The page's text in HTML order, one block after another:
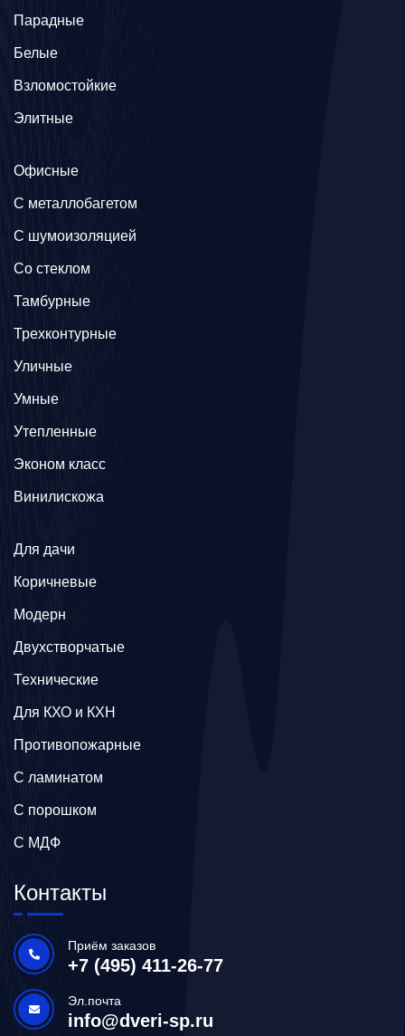
Парадные
Белые
Взломостойкие
Элитные
Офисные
C металлобагетом
С шумоизоляцией
Со стеклом
Тамбурные
Трехконтурные
Уличные
Умные
Утепленные
Эконом класс
Винилискожа
Для дачи
Коричневые
Модерн
Двухстворчатые
Технические
Для КХО и КХН
Противопожарные
С ламинатом
С порошком
С МДФ
Контакты
Приём заказов
+7 (495) 411-26-77
Эл.почта
info@dveri-sp.ru